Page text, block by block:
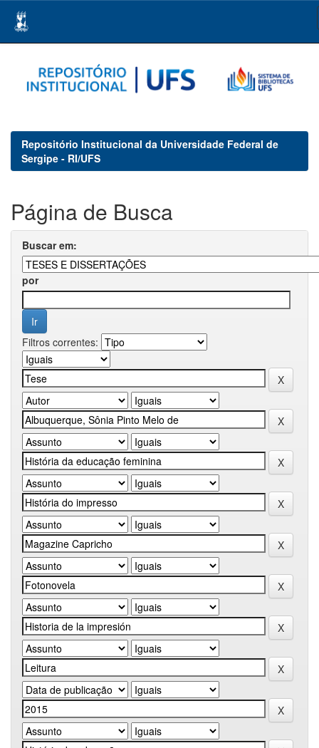
navigation
Repositório Institucional da Universidade Federal de
Sergipe - RI/UFS
Página de Busca
Buscar em:
por
Filtros correntes: